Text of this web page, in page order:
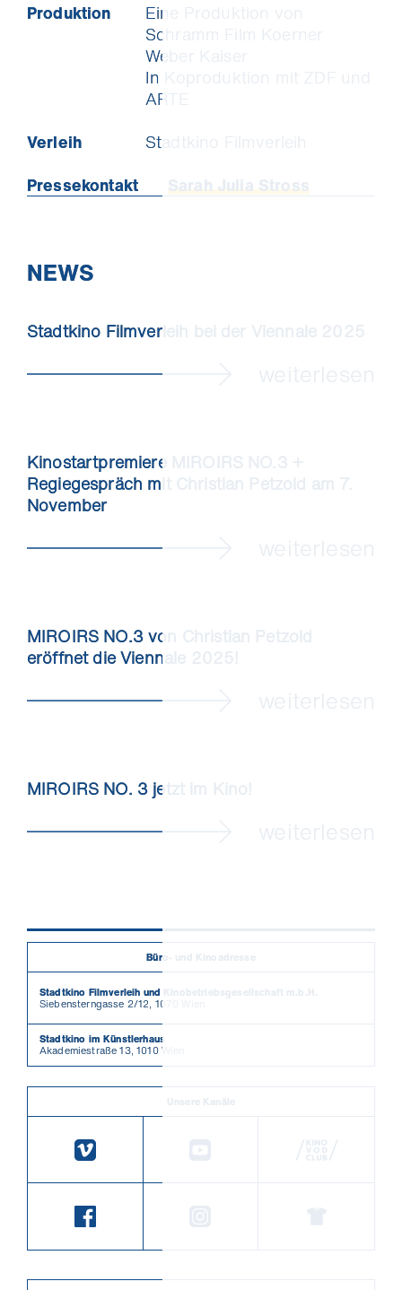
NEWS
Stadtkino Filmverleih bei der Viennale 2025
Kinostartpremiere MIROIRS NO.3 +
Regiegespräch mit Christian Petzold am 7.
November
MIROIRS NO.3 von Christian Petzold
eröffnet die Viennale 2025!
MIROIRS NO. 3 jetzt im Kino!
Produktion
Eine Produktion von
Schramm Film Koerner
Weber Kaiser
In Koproduktion mit ZDF und
ARTE
Verleih
Stadtkino Filmverleih
Pressekontakt
Büro- und Kinoadresse
Stadtkino Filmverleih und Kinobetriebsgesellschaft m.b.H.
Siebensterngasse 2/12, 1070 Wien
Stadtkino im Künstlerhaus
Akademiestraße 13, 1010 Wien